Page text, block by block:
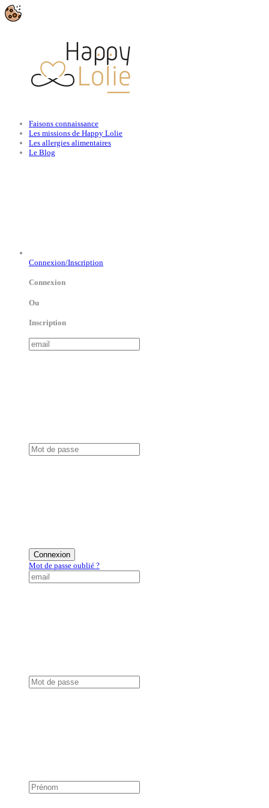
Faisons connaissance
Les missions de Happy Lolie
Les allergies alimentaires
Le Blog
Connexion/Inscription
Connexion
Ou
Inscription
Connexion
Mot de passe oublié ?